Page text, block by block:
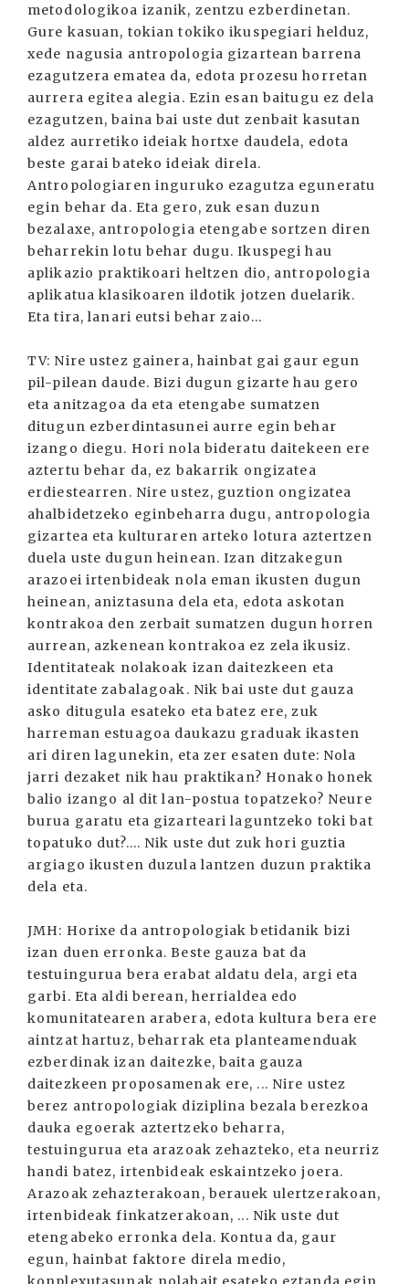
metodologikoa izanik, zentzu ezberdinetan.
Gure kasuan, tokian tokiko ikuspegiari helduz,
xede nagusia antropologia gizartean barrena
ezagutzera ematea da, edota prozesu horretan
aurrera egitea alegia. Ezin esan baitugu ez dela
ezagutzen, baina bai uste dut zenbait kasutan
aldez aurretiko ideiak hortxe daudela, edota
beste garai bateko ideiak direla.
Antropologiaren inguruko ezagutza eguneratu
egin behar da. Eta gero, zuk esan duzun
bezalaxe, antropologia etengabe sortzen diren
beharrekin lotu behar dugu. Ikuspegi hau
aplikazio praktikoari heltzen dio, antropologia
aplikatua klasikoaren ildotik jotzen duelarik.
Eta tira, lanari eutsi behar zaio...
TV: Nire ustez gainera, hainbat gai gaur egun
pil-pilean daude. Bizi dugun gizarte hau gero
eta anitzagoa da eta etengabe sumatzen
ditugun ezberdintasunei aurre egin behar
izango diegu. Hori nola bideratu daitekeen ere
aztertu behar da, ez bakarrik ongizatea
erdiestearren. Nire ustez, guztion ongizatea
ahalbidetzeko eginbeharra dugu, antropologia
gizartea eta kulturaren arteko lotura aztertzen
duela uste dugun heinean. Izan ditzakegun
arazoei irtenbideak nola eman ikusten dugun
heinean, aniztasuna dela eta, edota askotan
kontrakoa den zerbait sumatzen dugun horren
aurrean, azkenean kontrakoa ez zela ikusiz.
Identitateak nolakoak izan daitezkeen eta
identitate zabalagoak. Nik bai uste dut gauza
asko ditugula esateko eta batez ere, zuk
harreman estuagoa daukazu graduak ikasten
ari diren lagunekin, eta zer esaten dute: Nola
jarri dezaket nik hau praktikan? Honako honek
balio izango al dit lan-postua topatzeko? Neure
burua garatu eta gizarteari laguntzeko toki bat
topatuko dut?.... Nik uste dut zuk hori guztia
argiago ikusten duzula lantzen duzun praktika
dela eta.
JMH: Horixe da antropologiak betidanik bizi
izan duen erronka. Beste gauza bat da
testuingurua bera erabat aldatu dela, argi eta
garbi. Eta aldi berean, herrialdea edo
komunitatearen arabera, edota kultura bera ere
aintzat hartuz, beharrak eta planteamenduak
ezberdinak izan daitezke, baita gauza
daitezkeen proposamenak ere, ... Nire ustez
berez antropologiak diziplina bezala berezkoa
dauka egoerak aztertzeko beharra,
testuingurua eta arazoak zehazteko, eta neurriz
handi batez, irtenbideak eskaintzeko joera.
Arazoak zehazterakoan, berauek ulertzerakoan,
irtenbideak finkatzerakoan, ... Nik uste dut
etengabeko erronka dela. Kontua da, gaur
egun, hainbat faktore direla medio,